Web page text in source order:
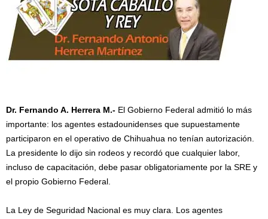
Dr. Fernando A. Herrera M.- El Gobierno Federal admitió lo más
importante: los agentes estadounidenses que supuestamente
participaron en el operativo de Chihuahua no tenían autorización.
La presidente lo dijo sin rodeos y recordó que cualquier labor,
incluso de capacitación, debe pasar obligatoriamente por la SRE y
el propio Gobierno Federal.
La Ley de Seguridad Nacional es muy clara. Los agentes